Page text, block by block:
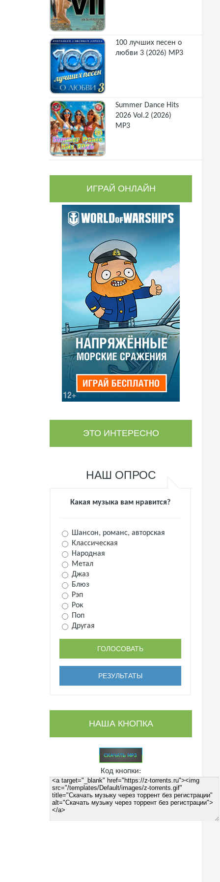
100 лучших песен о
любви 3 (2026) MP3
Summer Dance Hits
2026 Vol.2 (2026)
MP3
ИГРАЙ ОНЛАЙН
ЭТО ИНТЕРЕСНО
НАШ ОПРОС
Какая музыка вам нравится?
Шансон, романс, авторская
Классическая
Народная
Метал
Джаз
Блюз
Рэп
Рок
Поп
Другая
НАША КНОПКА
Код кнопки: